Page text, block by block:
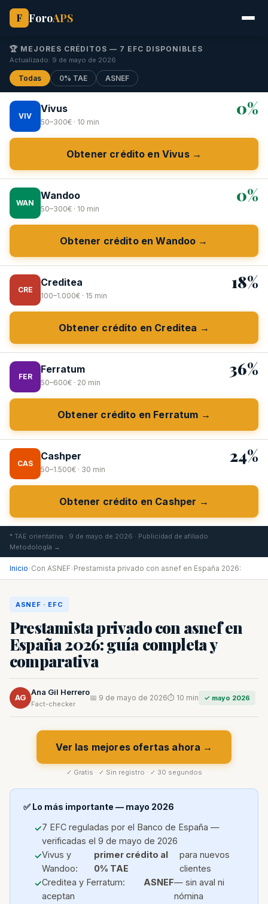
F ForoAPS
🏆 MEJORES CRÉDITOS — 7 EFC DISPONIBLES
Actualizado: 9 de mayo de 2026
Todas 0% TAE ASNEF
VIV
Vivus
50–300€ · 10 min
0%
Obtener crédito en Vivus →
WAN
Wandoo
50–300€ · 10 min
0%
Obtener crédito en Wandoo →
CRE
Creditea
100–1.000€ · 15 min
18%
Obtener crédito en Creditea →
FER
Ferratum
50–600€ · 20 min
36%
Obtener crédito en Ferratum →
CAS
Cashper
50–1.500€ · 30 min
24%
Obtener crédito en Cashper →
* TAE orientativa · 9 de mayo de 2026 · Publicidad de afiliado
Metodología →
Inicio›Con ASNEF›Prestamista privado con asnef en España 2026:
ASNEF · EFC
Prestamista privado con asnef en
España 2026: guía completa y
comparativa
AG
Ana Gil Herrero
Fact-checker
📅 9 de mayo de 2026⏱ 10 min ✓ mayo 2026
Ver las mejores ofertas ahora →
✓ Gratis · ✓ Sin registro · ✓ 30 segundos
✅ Lo más importante — mayo 2026
7 EFC reguladas por el Banco de España —
verificadas el 9 de mayo de 2026
Vivus y
Wandoo:
primer crédito al
0% TAE
para nuevos
clientes
Creditea y Ferratum:
aceptan
ASNEF— sin aval ni
nómina